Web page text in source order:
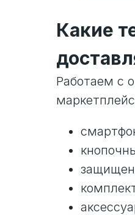
Какие
Работаем с